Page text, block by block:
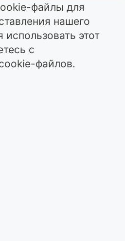
файлы для
нашего
этот
с
файлов.